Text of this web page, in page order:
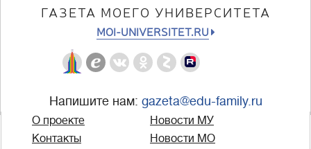
ГАЗЕТА МОЕГО УНИВЕРСИТЕТА
MOI-UNIVERSITET.RU
Напишите нам: gazeta@edu-family.ru
О проекте
Контакты
Новости МУ
Новости МО